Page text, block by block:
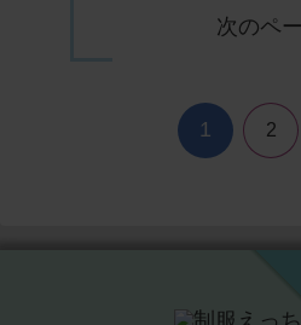
次のペ
1 2